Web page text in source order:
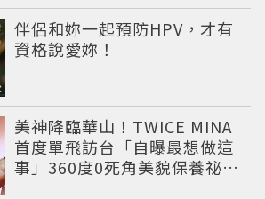
伴侶和妳一起預防HPV，才有
資格說愛妳！
美神降臨華山！TWICE MINA
首度單飛訪台「自曝最想做這
事」360度0死角美貌保養祕訣